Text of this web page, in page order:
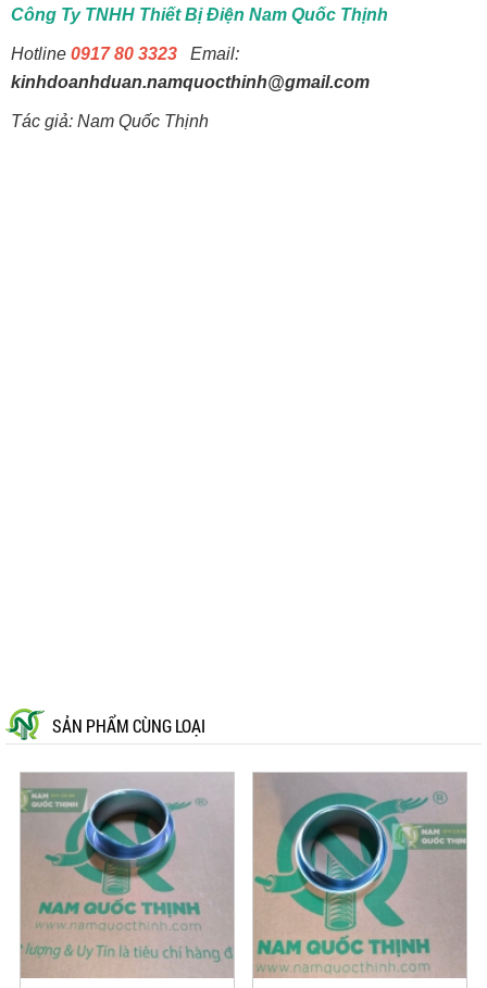
Công Ty TNHH Thiết Bị Điện Nam Quốc Thịnh
Hotline 0917 80 3323 Email:
kinhdoanhduan.namquocthinh@gmail.com
Tác giả: Nam Quốc Thịnh
SẢN PHẨM CÙNG LOẠI